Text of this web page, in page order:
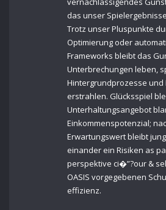
das unser
Trotz unser Pluspunkte
Optimierung oder
Frameworks bleibt das
Unterbrechungen leben,
Hintergrundprozesse
erstrahlen. Glücksspiel
Unterhaltungsangebot
Einkommenspotenzial;
Erwartungswert bleibt
einander ein Risiken as
perspektive ci�”?our &
OASIS vorgegebenen
effizienz.